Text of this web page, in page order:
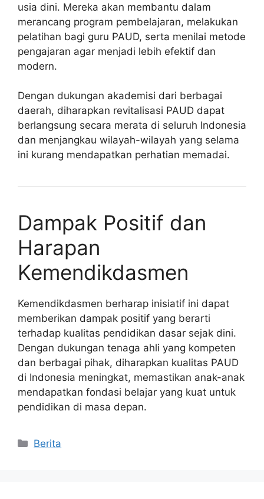
usia dini. Mereka akan membantu dalam
merancang program pembelajaran, melakukan
pelatihan bagi guru PAUD, serta menilai metode
pengajaran agar menjadi lebih efektif dan
modern.
Dengan dukungan akademisi dari berbagai
daerah, diharapkan revitalisasi PAUD dapat
berlangsung secara merata di seluruh Indonesia
dan menjangkau wilayah-wilayah yang selama
ini kurang mendapatkan perhatian memadai.
Dampak Positif dan
Harapan
Kemendikdasmen
Kemendikdasmen berharap inisiatif ini dapat
memberikan dampak positif yang berarti
terhadap kualitas pendidikan dasar sejak dini.
Dengan dukungan tenaga ahli yang kompeten
dan berbagai pihak, diharapkan kualitas PAUD
di Indonesia meningkat, memastikan anak-anak
mendapatkan fondasi belajar yang kuat untuk
pendidikan di masa depan.
Kategori
Berita